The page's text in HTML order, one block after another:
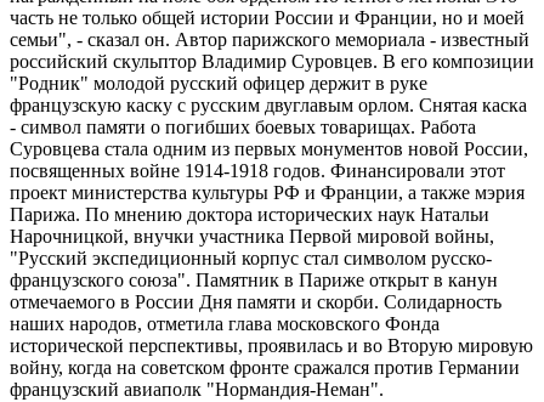
часть не только общей истории России и Франции, но и моей
семьи", - сказал он. Автор парижского мемориала - известный
российский скульптор Владимир Суровцев. В его композиции
"Родник" молодой русский офицер держит в руке
французскую каску с русским двуглавым орлом. Снятая каска
- символ памяти о погибших боевых товарищах. Работа
Суровцева стала одним из первых монументов новой России,
посвященных войне 1914-1918 годов. Финансировали этот
проект министерства культуры РФ и Франции, а также мэрия
Парижа. По мнению доктора исторических наук Натальи
Нарочницкой, внучки участника Первой мировой войны,
"Русский экспедиционный корпус стал символом русско-
французского союза". Памятник в Париже открыт в канун
отмечаемого в России Дня памяти и скорби. Солидарность
наших народов, отметила глава московского Фонда
исторической перспективы, проявилась и во Вторую мировую
войну, когда на советском фронте сражался против Германии
французский авиаполк "Нормандия-Неман".